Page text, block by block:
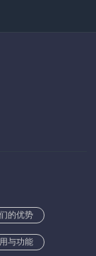
的优势
与功能